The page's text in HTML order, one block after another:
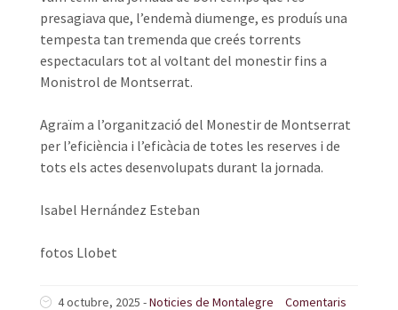
presagiava que, l’endemà diumenge, es produís una
tempesta tan tremenda que creés torrents
espectaculars tot al voltant del monestir fins a
Monistrol de Montserrat.
Agraïm a l’organització del Monestir de Montserrat
per l’eficiència i l’eficàcia de totes les reserves i de
tots els actes desenvolupats durant la jornada.
Isabel Hernández Esteban
fotos Llobet
4 octubre, 2025 -Noticies de Montalegre
Comentaris